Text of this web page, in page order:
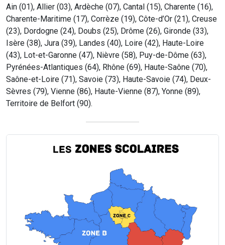
Ain (01), Allier (03), Ardèche (07), Cantal (15), Charente (16),
Charente-Maritime (17), Corrèze (19), Côte-d’Or (21), Creuse
(23), Dordogne (24), Doubs (25), Drôme (26), Gironde (33),
Isère (38), Jura (39), Landes (40), Loire (42), Haute-Loire
(43), Lot-et-Garonne (47), Nièvre (58), Puy-de-Dôme (63),
Pyrénées-Atlantiques (64), Rhône (69), Haute-Saône (70),
Saône-et-Loire (71), Savoie (73), Haute-Savoie (74), Deux-
Sèvres (79), Vienne (86), Haute-Vienne (87), Yonne (89),
Territoire de Belfort (90).